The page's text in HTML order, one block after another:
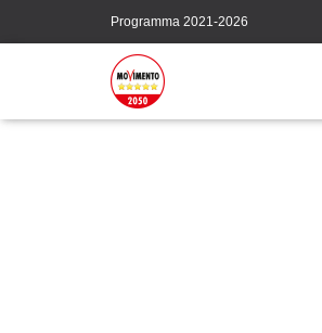
Programma 2021-2026